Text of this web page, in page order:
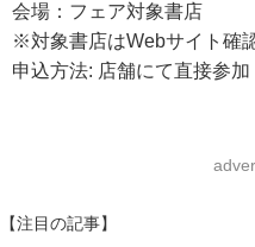
会場：フェア対象書店
※対象書店はWebサイト確
申込方法: 店舗にて直接参加
【注目の記事】